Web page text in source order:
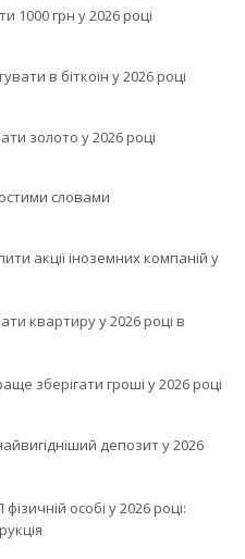
1000 грн у 2026 році
в біткоїн у 2026 році
золото у 2026 році
словами
акції іноземних компаній у
квартиру у 2026 році в
зберігати гроші у 2026 році
депозит у 2026
особі у 2026 році: